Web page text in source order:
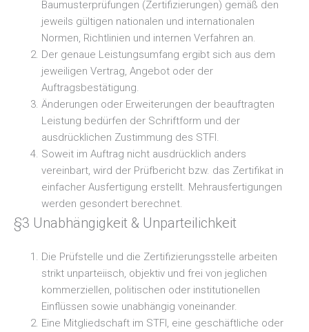
Baumusterprüfungen (Zertifizierungen) gemäß den
jeweils gültigen nationalen und internationalen
Normen, Richtlinien und internen Verfahren an.
Der genaue Leistungsumfang ergibt sich aus dem
jeweiligen Vertrag, Angebot oder der
Auftragsbestätigung.
Änderungen oder Erweiterungen der beauftragten
Leistung bedürfen der Schriftform und der
ausdrücklichen Zustimmung des STFI.
Soweit im Auftrag nicht ausdrücklich anders
vereinbart, wird der Prüfbericht bzw. das Zertifikat in
einfacher Ausfertigung erstellt. Mehrausfertigungen
werden gesondert berechnet.
§3 Unabhängigkeit & Unparteilichkeit
Die Prüfstelle und die Zertifizierungsstelle arbeiten
strikt unparteiisch, objektiv und frei von jeglichen
kommerziellen, politischen oder institutionellen
Einflüssen sowie unabhängig voneinander.
Eine Mitgliedschaft im STFI, eine geschäftliche oder